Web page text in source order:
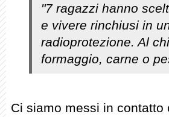
"7 ragazzi hanno
e vivere rinchiusi in
radioprotezione. Al
formaggio, carne o
Ci siamo messi in